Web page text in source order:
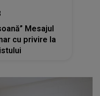
Mesajul
cu privire la